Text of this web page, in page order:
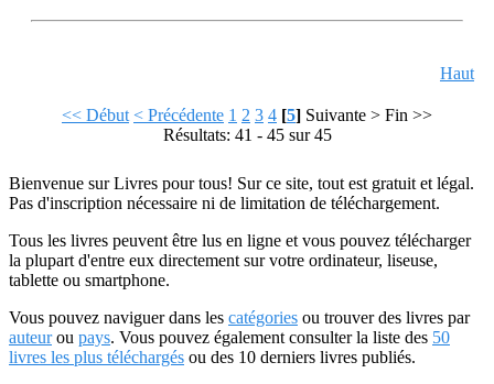
Haut
<< Début < Précédente 1 2 3 4 [5] Suivante > Fin >>
Résultats: 41 - 45 sur 45
Bienvenue sur Livres pour tous! Sur ce site, tout est gratuit et légal.
Pas d'inscription nécessaire ni de limitation de téléchargement.
Tous les livres peuvent être lus en ligne et vous pouvez télécharger
la plupart d'entre eux directement sur votre ordinateur, liseuse,
tablette ou smartphone.
Vous pouvez naviguer dans les catégories ou trouver des livres par
auteurou pays. Vous pouvez également consulter la liste des 50
livres les plus téléchargés ou des 10 derniers livres publiés.